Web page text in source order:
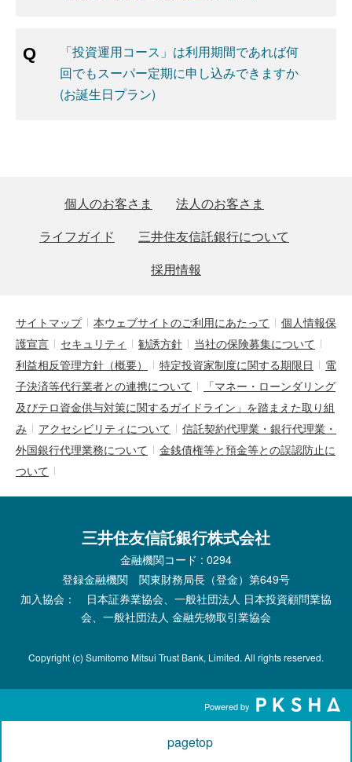
「投資運用コース」は利用期間であれば何
回でもスーパー定期に申し込みできますか
(お誕生日プラン)
個人のお客さま
法人のお客さま
ライフガイド
三井住友信託銀行について
採用情報
サイトマップ 本ウェブサイトのご利用にあたって
個人情報保
護宣言
セキュリティ 勧誘方針
当社の保険募集について
利益相反管理方針（概要）
特定投資家制度に関する期限日
電
子決済等代行業者との連携について
「マネー・ローンダリング
及びテロ資金供与対策に関するガイドライン」を踏まえた取り組
み
アクセシビリティについて
信託契約代理業・銀行代理業・
外国銀行代理業務について
金銭債権等と預金等との誤認防止に
ついて
三井住友信託銀行株式会社
金融機関コード : 0294
登録金融機関 関東財務局長（登金）第649号
加入協会： 日本証券業協会、一般社団法人 日本投資顧問業協
会、一般社団法人 金融先物取引業協会
Copyright (c) Sumitomo Mitsui Trust Bank, Limited. All rights reserved.
Powered by
pagetop